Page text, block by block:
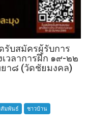
รับสมัครผู้รับการ
วลาการฝึก ๑๙-๒๒
า๘ (วัดชัยมงคล)
สัมพันธ์
ชาวบ้าน